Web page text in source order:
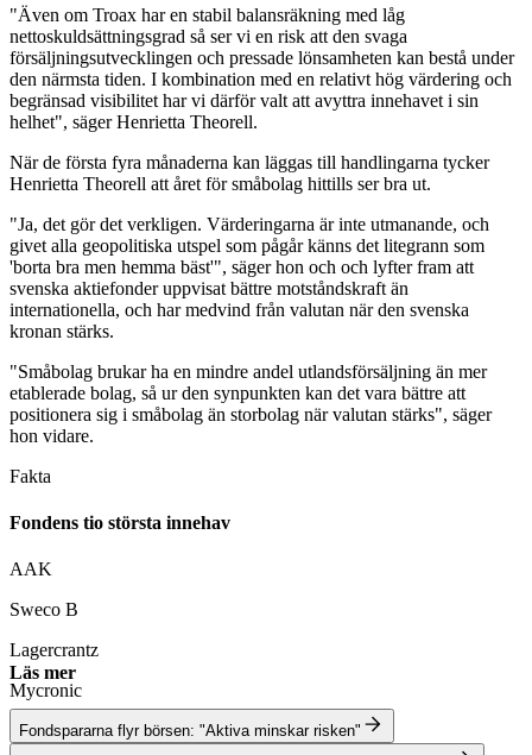
"Även om Troax har en stabil balansräkning med låg
nettoskuldsättningsgrad så ser vi en risk att den svaga
försäljningsutvecklingen och pressade lönsamheten kan bestå under
den närmsta tiden. I kombination med en relativt hög värdering och
begränsad visibilitet har vi därför valt att avyttra innehavet i sin
helhet", säger Henrietta Theorell.
När de första fyra månaderna kan läggas till handlingarna tycker
Henrietta Theorell att året för småbolag hittills ser bra ut.
"Ja, det gör det verkligen. Värderingarna är inte utmanande, och
givet alla geopolitiska utspel som pågår känns det litegrann som
'borta bra men hemma bäst'", säger hon och och lyfter fram att
svenska aktiefonder uppvisat bättre motståndskraft än
internationella, och har medvind från valutan när den svenska
kronan stärks.
"Småbolag brukar ha en mindre andel utlandsförsäljning än mer
etablerade bolag, så ur den synpunkten kan det vara bättre att
positionera sig i småbolag än storbolag när valutan stärks", säger
hon vidare.
Fakta
Fondens tio största innehav
AAK
Sweco B
Lagercrantz
Mycronic
Wihlborgs Fastigheter
Läs mer
Fondspararna flyr börsen: "Aktiva minskar risken"